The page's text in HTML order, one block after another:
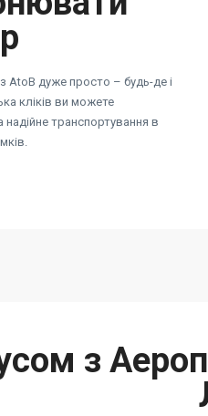
дуже просто – будь-де і
кліків ви можете
надійне транспортування в
з